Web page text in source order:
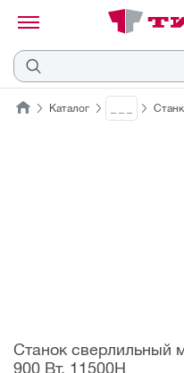
Отмена
Каталог
Станок сверлильный
900 Вт, 11500Н